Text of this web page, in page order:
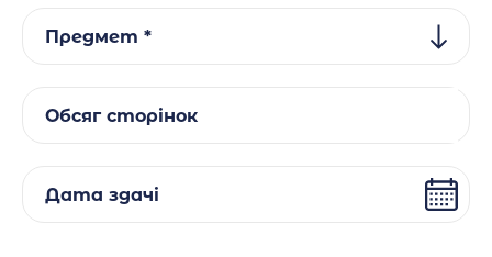
Предмет *
Обсяг сторінок
Дата здачі